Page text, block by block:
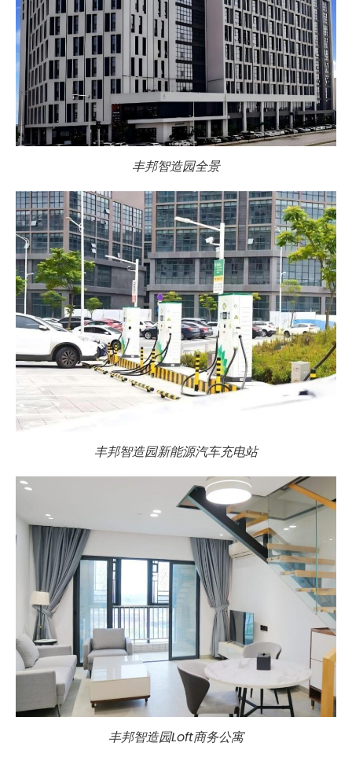
丰邦智造园全景
丰邦智造园新能源汽车充电站
丰邦智造园Loft商务公寓